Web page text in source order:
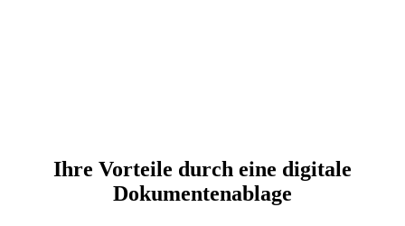
Ihre Vorteile durch eine digitale
Dokumentenablage